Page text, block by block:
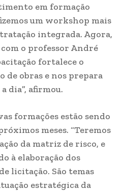
em formação
um workshop mais
integrada. Agora,
o professor André
fortalece o
de obras e nos prepara
dia”, afirmou.
formações estão sendo
meses. “Teremos
da matriz de risco, e
à elaboração dos
licitação. São temas
estratégica da